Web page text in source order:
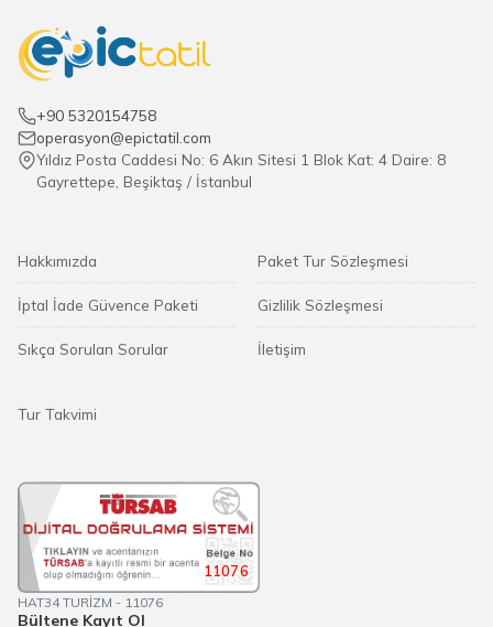
+90 5320154758
operasyon@epictatil.com
Yıldız Posta Caddesi No: 6 Akın Sitesi 1 Blok Kat: 4 Daire: 8
Gayrettepe, Beşiktaş / İstanbul
Hakkımızda
İptal İade Güvence Paketi
Sıkça Sorulan Sorular
Paket Tur Sözleşmesi
Gizlilik Sözleşmesi
İletişim
Tur Takvimi
11076
HAT34 TURİZM - 11076
Bültene Kayıt Ol